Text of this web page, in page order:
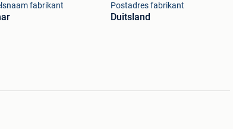
fabrikant Postadres fabrikant
Duitsland